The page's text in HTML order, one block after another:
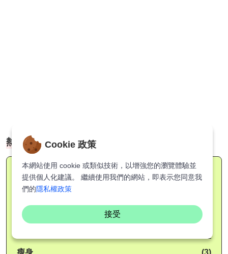
熱門分類
情感 (62)
藝人 (166)
瘦身 (3)
Cookie 政策
本網站使用 cookie 或類似技術，以增強您的瀏覽體驗並
提供個人化建議。 繼續使用我們的網站，即表示您同意我
們的隱私權政策
接受